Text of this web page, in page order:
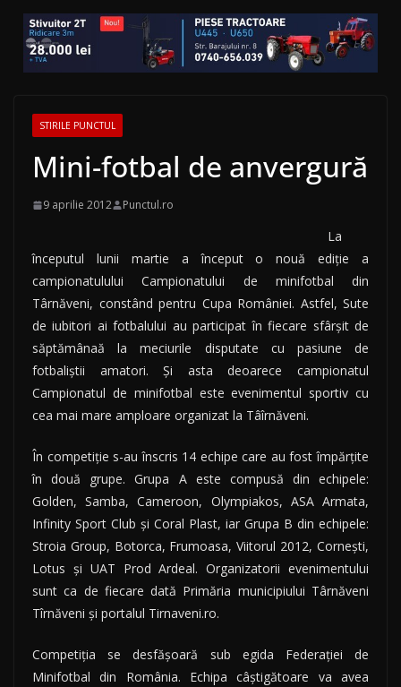
STIRILE PUNCTUL
Mini-fotbal de anvergură
9 aprilie 2012 Punctul.ro
La
începutul lunii martie a început o nouă ediţie a
campionatulului Campionatului de minifotbal din
Târnăveni, constând pentru Cupa României. Astfel, Sute
de iubitori ai fotbalului au participat în fiecare sfârşit de
săptămânaă la meciurile disputate cu pasiune de
fotbaliştii amatori. Şi asta deoarece campionatul
Campionatul de minifotbal este evenimentul sportiv cu
cea mai mare amploare organizat la Tâîrnăveni.
În competiţie s-au înscris 14 echipe care au fost împărţite
în două grupe. Grupa A este compusă din echipele:
Golden, Samba, Cameroon, Olympiakos, ASA Armata,
Infinity Sport Club şi Coral Plast, iar Grupa B din echipele:
Stroia Group, Botorca, Frumoasa, Viitorul 2012, Corneşti,
Lotus şi UAT Prod Ardeal. Organizatorii evenimentului
sunt ca de fiecare dată Primăria municipiului Târnăveni
Tîrnăveni şi portalul Tirnaveni.ro.
Competiţia se desfăşoară sub egida Federaţiei de
Minifotbal din România. Echipa câştigătoare va avea